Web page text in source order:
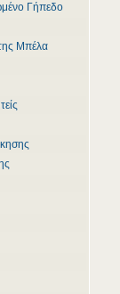
Γήπεδο
Μπέλα